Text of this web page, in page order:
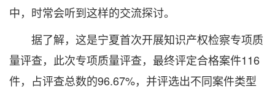
中，时常会听到这样的交流探讨。
据了解，这是宁夏首次开展知识产权检察专项质
量评查，此次专项质量评查，最终评定合格案件116
件，占评查总数的96.67%，并评选出不同案件类型